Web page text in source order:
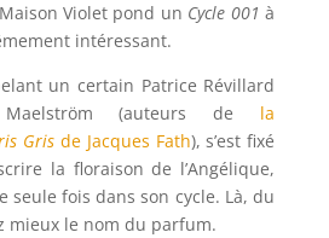
Violet pond un Cycle 001 à
intéressant.
un certain Patrice Révillard
(auteurs de la
Gris de Jacques Fath), s’est fixé
la floraison de l’Angélique,
seule fois dans son cycle. Là, du
mieux le nom du parfum.